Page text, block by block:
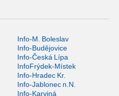
Info-M. Boleslav
Info-Budějovice
Info-Česká Lípa
InfoFrýdek-Místek
Info-Hradec Kr.
Info-Jablonec n.N.
Info-Karviná